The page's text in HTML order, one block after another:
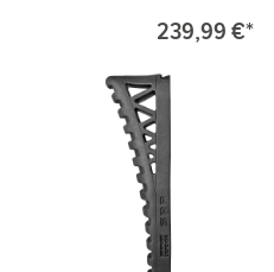
239,99 €*